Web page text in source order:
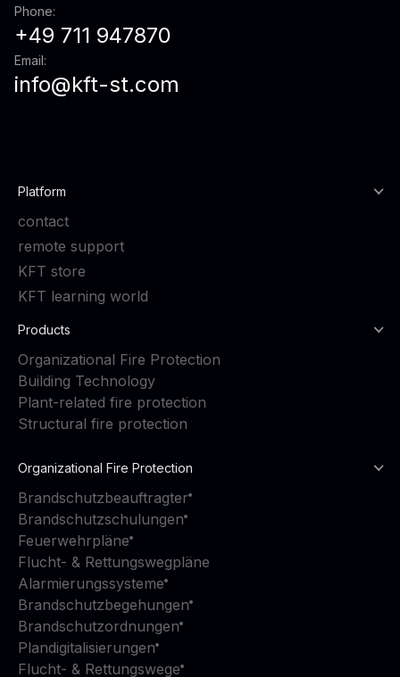
Phone:
+49 711 947870
Email:
info@kft-st.com
Platform
contact
remote support
KFT store
KFT learning world
Products
Organizational Fire Protection
Building Technology
Plant-related fire protection
Structural fire protection
Organizational Fire Protection
Brandschutzbeauftragter
Brandschutzschulungen
Feuerwehrpläne
Flucht- & Rettungswegpläne
Alarmierungssysteme
Brandschutzbegehungen
Brandschutzordnungen
Plandigitalisierungen
Flucht- & Rettungswege